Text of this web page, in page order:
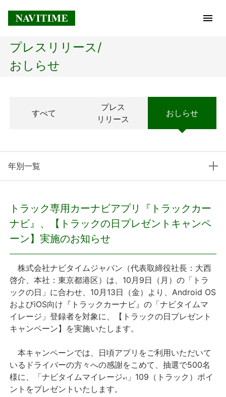
トップページ
経営理念
プレスリリース
おしらせ
サービス
個人向けサービス
法人向けサービス
採用情報
プレスリリース/
おしらせ
すべて
プレス
リリース
おしらせ
年別一覧
トラック専用カーナビアプリ『トラックカー
ナビ』、【トラックの日プレゼントキャンペ
ーン】実施のお知らせ
株式会社ナビタイムジャパン（代表取締役社長：大西
啓介、本社：東京都港区）は、10月9日（月）の「トラ
ックの日」に合わせ、10月13日（金）より、Android OS
およびiOS向け『トラックカーナビ』の「ナビタイムマ
イレージ」登録者を対象に、【トラックの日プレゼント
キャンペーン】を実施いたします。
本キャンペーンでは、日頃アプリをご利用いただいて
いるドライバーの方々への感謝をこめて、抽選で500名
様に、「ナビタイムマイレージ※1
」109（トラック）ポイ
ントをプレゼントいたします。